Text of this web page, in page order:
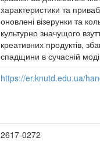
характеристики та
оновлені візерунки та
культурно значущого
креативних продуктів,
спадщини в сучасній
https://er.knutd.edu.ua/
2617-0272